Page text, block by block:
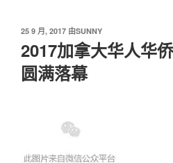
发
于
25 9 月, 2017 由SUNNY
2017加拿大华人华
圆满落幕